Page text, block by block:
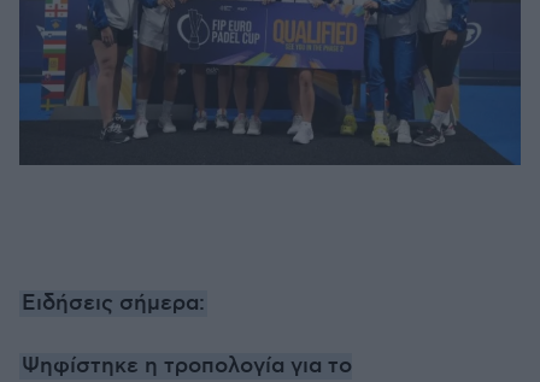
Ειδήσεις σήμερα:
Ψηφίστηκε η τροπολογία για το